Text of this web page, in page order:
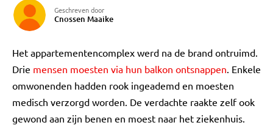
Geschreven door
Cnossen Maaike
Het appartementencomplex werd na de brand ontruimd.
Drie mensen moesten via hun balkon ontsnappen. Enkele
omwonenden hadden rook ingeademd en moesten
medisch verzorgd worden. De verdachte raakte zelf ook
gewond aan zijn benen en moest naar het ziekenhuis.